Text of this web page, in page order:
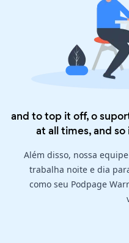
and to top it off, o
at all times, and so
Além disso, nossa
trabalha noite e dia
como seu Podpage